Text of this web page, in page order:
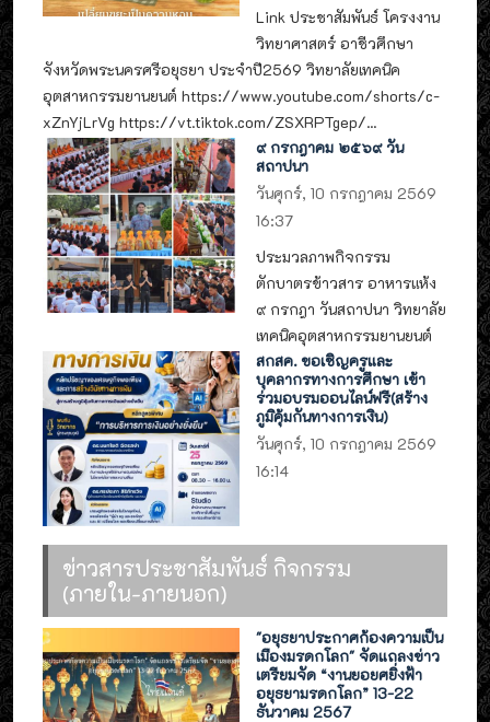
Link ประชาสัมพันธ์ โครงงาน
วิทยาศาสตร์ อาชีวศึกษา
จังหวัดพระนครศรีอยุธยา ประจำปี2569 วิทยาลัยเทคนิค
อุตสาหกรรมยานยนต์ https://www.youtube.com/shorts/c-
xZnYjLrVg https://vt.tiktok.com/ZSXRPTgep/...
๙ กรกฎาคม ๒๕๖๙ วัน
สถาปนา
วันศุกร์, 10 กรกฎาคม 2569
16:37
ประมวลภาพกิจกรรม
ตักบาตรข้าวสาร อาหารแห้ง
๙ กรกฎา วันสถาปนา วิทยาลัย
เทคนิคอุตสาหกรรมยานยนต์
สกสค. ขอเชิญครูและ
บุคลากรทางการศึกษา เข้า
ร่วมอบรมออนไลน์ฟรี(สร้าง
ภูมิคุ้มกันทางการเงิน)
วันศุกร์, 10 กรกฎาคม 2569
16:14
ข่าวสารประชาสัมพันธ์ กิจกรรม
(ภายใน-ภายนอก)
"อยุธยาประกาศก้องความเป็น
เมืองมรดกโลก" จัดแถลงข่าว
เตรียมจัด “งานยอยศยิ่งฟ้า
อยุธยามรดกโลก” 13-22
ธันวาคม 2567